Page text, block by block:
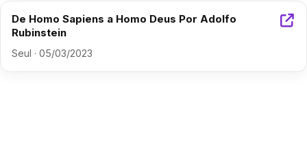
De Homo Sapiens a Homo Deus Por Adolfo
Rubinstein
Seul · 05/03/2023